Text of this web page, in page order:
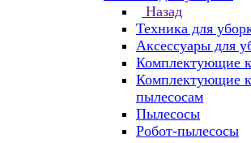
Назад
Техника для
Аксессуары для
Комплектующие
Комплектующие
пылесосам
Пылесосы
Робот-пылесосы